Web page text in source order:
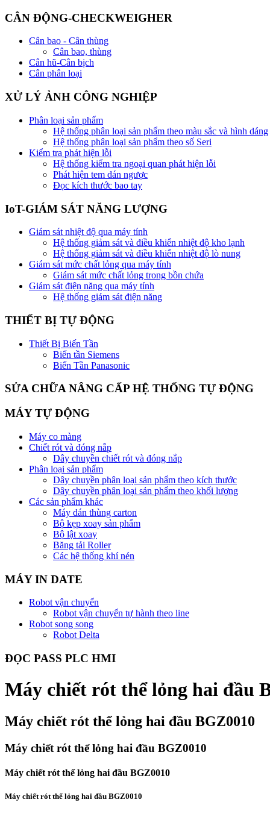
CÂN ĐỘNG-CHECKWEIGHER
Cân bao - Cân thùng
Cân bao, thùng
Cân hũ-Cân bịch
Cân phân loại
XỬ LÝ ẢNH CÔNG NGHIỆP
Phân loại sản phẩm
Hệ thống phân loại sản phẩm theo màu sắc và hình dáng
Hệ thống phân loại sản phẩm theo số Seri
Kiểm tra phát hiện lỗi
Hệ thống kiểm tra ngoại quan phát hiện lỗi
Phát hiện tem dán ngược
Đọc kích thước bao tay
IoT-GIÁM SÁT NĂNG LƯỢNG
Giám sát nhiệt độ qua máy tính
Hệ thống giảm sát và điều khiển nhiệt độ kho lạnh
Hệ thống giảm sát và điều khiển nhiệt độ lò nung
Giám sát mức chất lỏng qua máy tính
Giám sát mức chất lỏng trong bồn chứa
Giám sát điện năng qua máy tính
Hệ thống giám sát điện năng
THIẾT BỊ TỰ ĐỘNG
Thiết Bị Biến Tần
Biến tần Siemens
Biến Tần Panasonic
SỬA CHỮA NÂNG CẤP HỆ THỐNG TỰ ĐỘNG
MÁY TỰ ĐỘNG
Máy co màng
Chiết rót và đóng nắp
Dây chuyền chiết rót và đóng nắp
Phân loại sản phẩm
Dây chuyền phân loại sản phẩm theo kích thước
Dây chuyền phân loại sản phẩm theo khối lượng
Các sản phẩm khác
Máy dán thùng carton
Bộ kẹp xoay sản phẩm
Bộ lật xoay
Băng tải Roller
Các hệ thống khí nén
MÁY IN DATE
Robot vận chuyển
Robot vận chuyển tự hành theo line
Robot song song
Robot Delta
ĐỌC PASS PLC HMI
Máy chiết rót thể lỏng hai đầu
Máy chiết rót thể lỏng hai đầu BGZ0010
Máy chiết rót thể lỏng hai đầu BGZ0010
Máy chiết rót thể lỏng hai đầu BGZ0010
Máy chiết rót thể lỏng hai đầu BGZ0010